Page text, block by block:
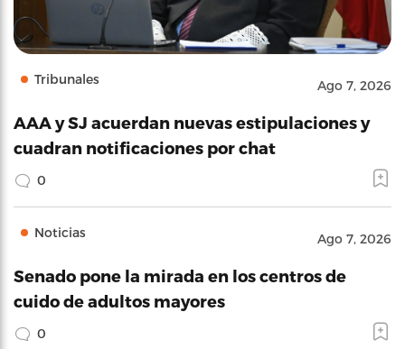
Tribunales Ago 7, 2026
AAA y SJ acuerdan nuevas estipulaciones y
cuadran notificaciones por chat
0
Noticias Ago 7, 2026
Senado pone la mirada en los centros de
cuido de adultos mayores
0